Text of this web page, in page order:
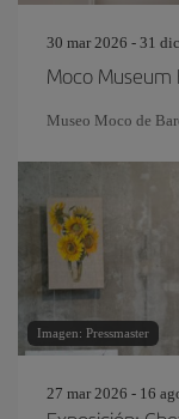
30 mar 2026 - 31
Moco Museum
Museo Moco de
Imagen: Pressmaster
27 mar 2026 - 16